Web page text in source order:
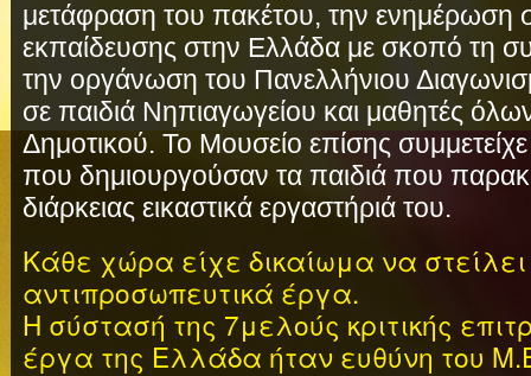
μετάφραση του πακέτου, την ενημέρωση
εκπαίδευσης στην Ελλάδα με σκοπό τη
την οργάνωση του Πανελλήνιου
σε παιδιά Νηπιαγωγείου και μαθητές
Δημοτικού. Το Μουσείο επίσης
που δημιουργούσαν τα παιδιά που
διάρκειας εικαστικά εργαστήριά του.
Κάθε χώρα είχε δικαίωμα να στείλει
αντιπροσωπευτικά έργα.
Η σύστασή της 7μελούς κριτικής
έργα της Ελλάδα ήταν ευθύνη του